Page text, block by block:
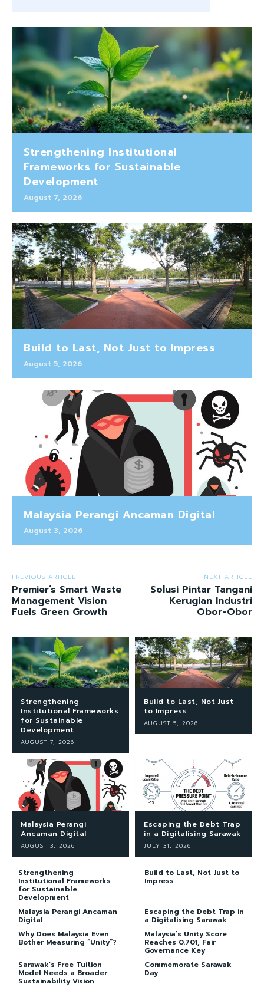
Strengthening Institutional
Frameworks for Sustainable
Development
August 7, 2026
Build to Last, Not Just to Impress
August 5, 2026
Malaysia Perangi Ancaman Digital
August 3, 2026
PREVIOUS ARTICLE
Premier’s Smart Waste
Management Vision
Fuels Green Growth
NEXT ARTICLE
Solusi Pintar Tangani
Kerugian Industri
Obor-Obor
Strengthening
Institutional Frameworks
for Sustainable
Development
AUGUST 7, 2026
Build to Last, Not Just
to Impress
AUGUST 5, 2026
Malaysia Perangi
Ancaman Digital
AUGUST 3, 2026
Escaping the Debt Trap
in a Digitalising Sarawak
JULY 31, 2026
Strengthening
Institutional Frameworks
for Sustainable
Development
Build to Last, Not Just to
Impress
Malaysia Perangi Ancaman
Digital
Escaping the Debt Trap in
a Digitalising Sarawak
Why Does Malaysia Even
Bother Measuring “Unity”?
Malaysia’s Unity Score
Reaches 0.701, Fair
Governance Key
Sarawak’s Free Tuition
Model Needs a Broader
Sustainability Vision
Commemorate Sarawak
Day